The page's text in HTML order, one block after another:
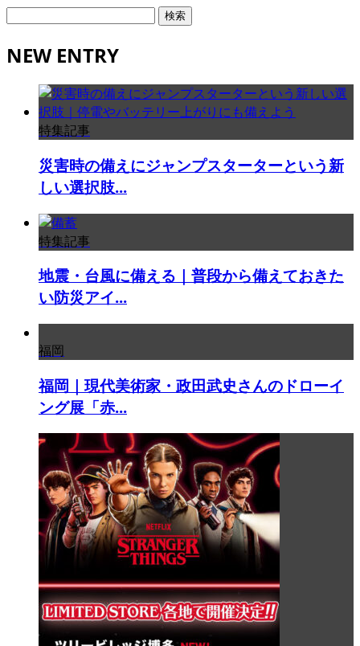
検
NEW ENTRY
特集記事
災害時の備えにジャンプスターターという新
しい選択肢...
特集記事
地震・台風に備える｜普段から備えておきた
い防災アイ...
福岡
福岡｜現代美術家・政田武史さんのドローイ
ング展「赤...